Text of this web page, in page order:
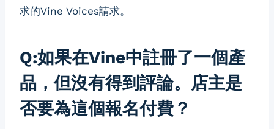
求的Vine Voices請求。
Q:如果在Vine中註冊了一個產
品，但沒有得到評論。店主是
否要為這個報名付費？